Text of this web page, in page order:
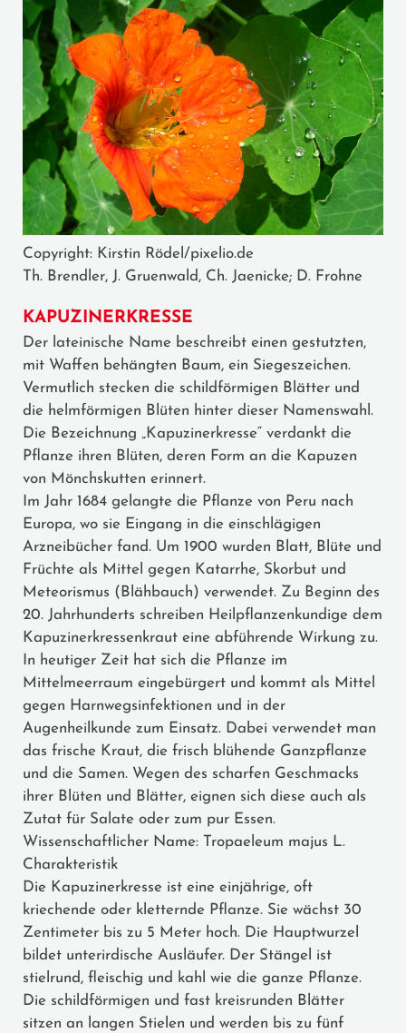
Copyright: Kirstin Rödel/pixelio.de
Th. Brendler, J. Gruenwald, Ch. Jaenicke; D. Frohne
KAPUZINERKRESSE
Der lateinische Name beschreibt einen gestutzten,
mit Waffen behängten Baum, ein Siegeszeichen.
Vermutlich stecken die schildförmigen Blätter und
die helmförmigen Blüten hinter dieser Namenswahl.
Die Bezeichnung „Kapuzinerkresse“ verdankt die
Pflanze ihren Blüten, deren Form an die Kapuzen
von Mönchskutten erinnert.
Im Jahr 1684 gelangte die Pflanze von Peru nach
Europa, wo sie Eingang in die einschlägigen
Arzneibücher fand. Um 1900 wurden Blatt, Blüte und
Früchte als Mittel gegen Katarrhe, Skorbut und
Meteorismus (Blähbauch) verwendet. Zu Beginn des
20. Jahrhunderts schreiben Heilpflanzenkundige dem
Kapuzinerkressenkraut eine abführende Wirkung zu.
In heutiger Zeit hat sich die Pflanze im
Mittelmeerraum eingebürgert und kommt als Mittel
gegen Harnwegsinfektionen und in der
Augenheilkunde zum Einsatz. Dabei verwendet man
das frische Kraut, die frisch blühende Ganzpflanze
und die Samen. Wegen des scharfen Geschmacks
ihrer Blüten und Blätter, eignen sich diese auch als
Zutat für Salate oder zum pur Essen.
Wissenschaftlicher Name: Tropaeleum majus L.
Charakteristik
Die Kapuzinerkresse ist eine einjährige, oft
kriechende oder kletternde Pflanze. Sie wächst 30
Zentimeter bis zu 5 Meter hoch. Die Hauptwurzel
bildet unterirdische Ausläufer. Der Stängel ist
stielrund, fleischig und kahl wie die ganze Pflanze.
Die schildförmigen und fast kreisrunden Blätter
sitzen an langen Stielen und werden bis zu fünf